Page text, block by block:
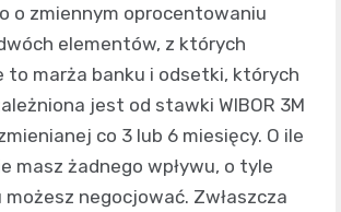
o zmiennym oprocentowaniu
elementów, z których
to marża banku i odsetki, których
jest od stawki WIBOR 3M
co 3 lub 6 miesięcy. O ile
masz żadnego wpływu, o tyle
możesz negocjować. Zwłaszcza